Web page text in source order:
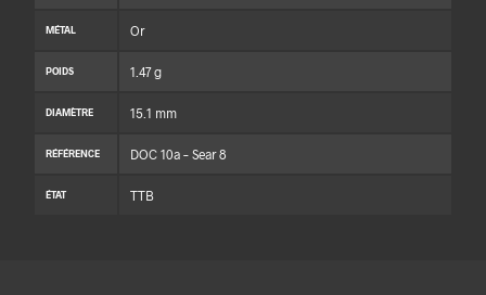
MÉTAL Or
POIDS 1.47 g
DIAMÈTRE 15.1 mm
RÉFÉRENCE DOC 10a – Sear 8
ÉTAT TTB